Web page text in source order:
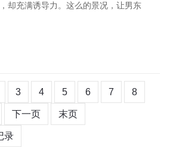
却充满诱导力。这么的景况，让男东
3 4 5 6 7 8
下一页 末页
录